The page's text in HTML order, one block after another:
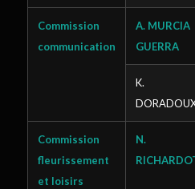
Commission
communication
A. MURCIA
GUERRA
K.
Commission
fleurissement
et loisirs
N.